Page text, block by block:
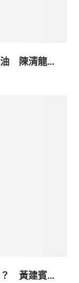
油 陳清龍...
？ 黃建賓...